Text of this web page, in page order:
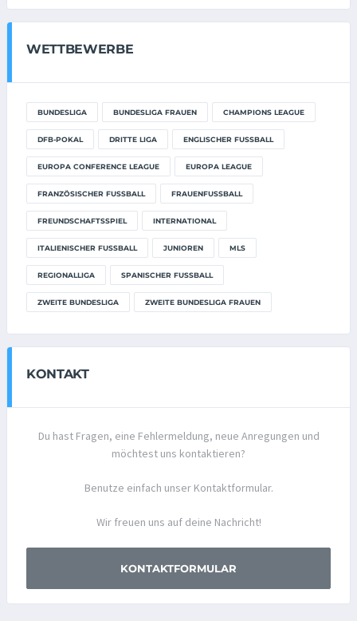
WETTBEWERBE
BUNDESLIGA BUNDESLIGA FRAUEN CHAMPIONS LEAGUE
DFB-POKAL DRITTE LIGA ENGLISCHER FUSSBALL
EUROPA CONFERENCE LEAGUE EUROPA LEAGUE
FRANZÖSISCHER FUSSBALL FRAUENFUSSBALL
FREUNDSCHAFTSSPIEL INTERNATIONAL
ITALIENISCHER FUSSBALL JUNIOREN MLS
REGIONALLIGA SPANISCHER FUSSBALL
ZWEITE BUNDESLIGA ZWEITE BUNDESLIGA FRAUEN
KONTAKT
Du hast Fragen, eine Fehlermeldung, neue Anregungen und
möchtest uns kontaktieren?
Benutze einfach unser Kontaktformular.
Wir freuen uns auf deine Nachricht!
KONTAKTFORMULAR